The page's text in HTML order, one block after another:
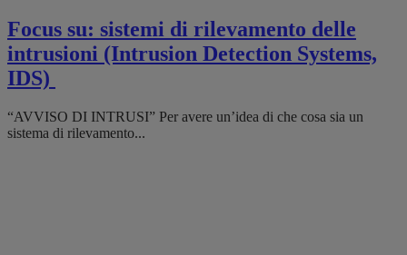
Focus su: sistemi di rilevamento delle
intrusioni (Intrusion Detection Systems,
IDS)
“AVVISO DI INTRUSI” Per avere un’idea di che cosa sia un
sistema di rilevamento...